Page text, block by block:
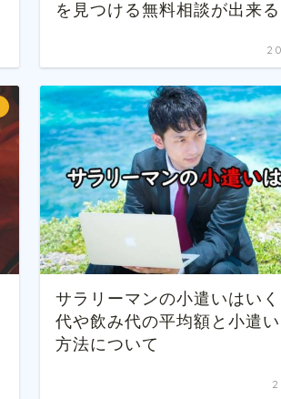
を見つける無料相談が出来る
サラリーマンの小遣いはい
代や飲み代の平均額と小遣
方法について